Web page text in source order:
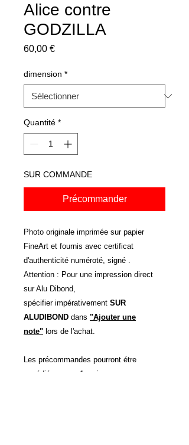
Alice contre
GODZILLA
60,00 €Prix
dimension *
Quantité *
SUR COMMANDE
Précommander
Photo originale imprimée sur papier
FineArt et fournis avec certificat
d'authenticité numéroté, signé .
Attention : Pour une impression direct
sur Alu Dibond,
spécifier impérativement SUR
ALUDIBOND dans "Ajouter une
note" lors de l'achat.
Les précommandes pourront étre
expédiées sous 1 mois.